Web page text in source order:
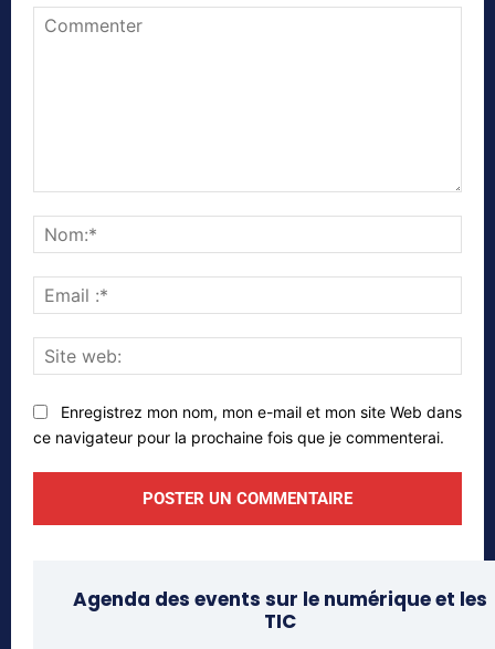
:*
web:
Enregistrez mon nom, mon e-mail et mon site Web dans
ce navigateur pour la prochaine fois que je commenterai.
Agenda des events sur le numérique et les
TIC